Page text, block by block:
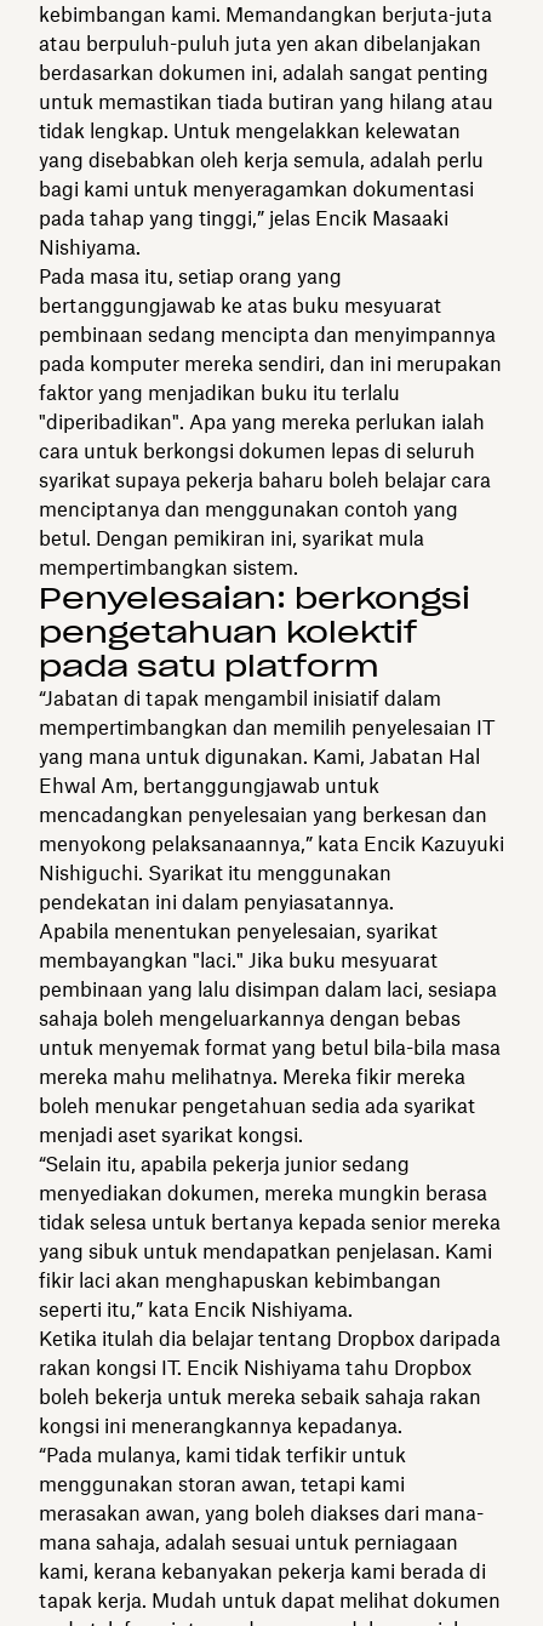
kebimbangan kami. Memandangkan berjuta-juta
atau berpuluh-puluh juta yen akan dibelanjakan
berdasarkan dokumen ini, adalah sangat penting
untuk memastikan tiada butiran yang hilang atau
tidak lengkap. Untuk mengelakkan kelewatan
yang disebabkan oleh kerja semula, adalah perlu
bagi kami untuk menyeragamkan dokumentasi
pada tahap yang tinggi,” jelas Encik Masaaki
Nishiyama.
Pada masa itu, setiap orang yang
bertanggungjawab ke atas buku mesyuarat
pembinaan sedang mencipta dan menyimpannya
pada komputer mereka sendiri, dan ini merupakan
faktor yang menjadikan buku itu terlalu
"diperibadikan". Apa yang mereka perlukan ialah
cara untuk berkongsi dokumen lepas di seluruh
syarikat supaya pekerja baharu boleh belajar cara
menciptanya dan menggunakan contoh yang
betul. Dengan pemikiran ini, syarikat mula
mempertimbangkan sistem.
Penyelesaian: berkongsi
pengetahuan kolektif
pada satu platform
“Jabatan di tapak mengambil inisiatif dalam
mempertimbangkan dan memilih penyelesaian IT
yang mana untuk digunakan. Kami, Jabatan Hal
Ehwal Am, bertanggungjawab untuk
mencadangkan penyelesaian yang berkesan dan
menyokong pelaksanaannya,” kata Encik Kazuyuki
Nishiguchi. Syarikat itu menggunakan
pendekatan ini dalam penyiasatannya.
Apabila menentukan penyelesaian, syarikat
membayangkan "laci." Jika buku mesyuarat
pembinaan yang lalu disimpan dalam laci, sesiapa
sahaja boleh mengeluarkannya dengan bebas
untuk menyemak format yang betul bila-bila masa
mereka mahu melihatnya. Mereka fikir mereka
boleh menukar pengetahuan sedia ada syarikat
menjadi aset syarikat kongsi.
“Selain itu, apabila pekerja junior sedang
menyediakan dokumen, mereka mungkin berasa
tidak selesa untuk bertanya kepada senior mereka
yang sibuk untuk mendapatkan penjelasan. Kami
fikir laci akan menghapuskan kebimbangan
seperti itu,” kata Encik Nishiyama.
Ketika itulah dia belajar tentang Dropbox daripada
rakan kongsi IT. Encik Nishiyama tahu Dropbox
boleh bekerja untuk mereka sebaik sahaja rakan
kongsi ini menerangkannya kepadanya.
“Pada mulanya, kami tidak terfikir untuk
menggunakan storan awan, tetapi kami
merasakan awan, yang boleh diakses dari mana-
mana sahaja, adalah sesuai untuk perniagaan
kami, kerana kebanyakan pekerja kami berada di
tapak kerja. Mudah untuk dapat melihat dokumen